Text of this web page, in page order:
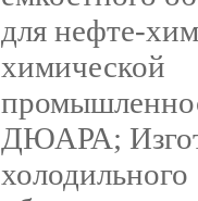
для нефте-
химической
ДЮАРА;
холодильного